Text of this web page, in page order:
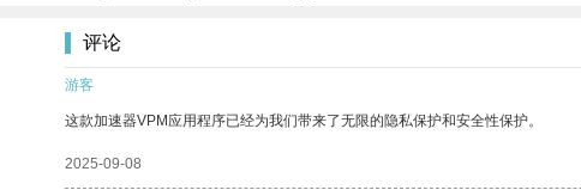
评论
游客
这款加速器VPM应用程序已经为我们带来了无限的隐私保护和安全性保护。
2025-09-08